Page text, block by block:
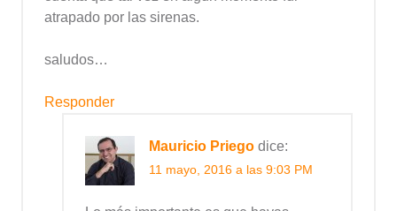
atrapado por las sirenas.
saludos…
Responder
Mauricio Priego dice:
11 mayo, 2016 a las 9:03 PM